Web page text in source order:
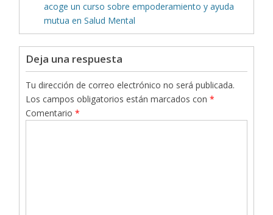
acoge un curso sobre empoderamiento y ayuda
mutua en Salud Mental
Deja una respuesta
Tu dirección de correo electrónico no será publicada.
Los campos obligatorios están marcados con*
Comentario*